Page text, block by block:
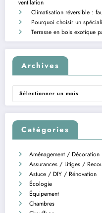
ventilation
Climatisation réversible :
Pourquoi choisir un
Terrasse en bois exotique
Archives
Archives
Catégories
Aménagement / Décoration
Assurances / Litiges /
Astuce / DIY / Rénovation
Écologie
Équipement
Chambres